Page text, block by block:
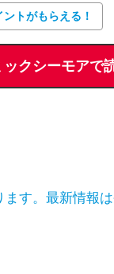
トがもらえる！
クシーモアで
す。最新情報